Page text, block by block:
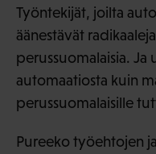
Työntekijät, joilta
äänestävät
perussuomalaisia. Ja
automaatiosta kuin
perussuomalaisille
Pureeko työehtojen